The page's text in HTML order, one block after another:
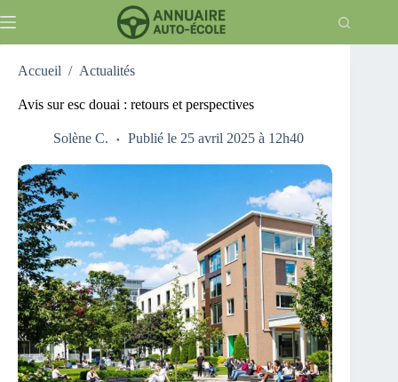
au
Accueil / Actualités
Avis sur esc douai : retours et perspectives
Solène C. Publié le 25 avril 2025 à 12h40